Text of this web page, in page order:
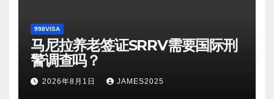
998VISA
马尼拉养老签证SRRV需要国际刑
警调查吗？
2026年8月1日 JAMES2025